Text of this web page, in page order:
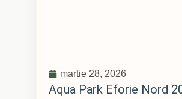
martie 28, 2026
Aqua Park Eforie Nord